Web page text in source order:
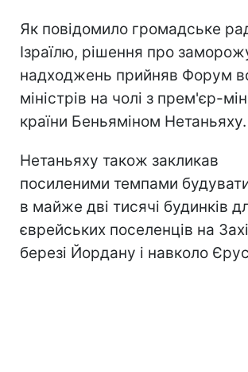
Як повідомило громадське
Ізраїлю, рішення про
надходжень прийняв Форум
міністрів на чолі з прем'єр-
країни Беньяміном Нетаньяху.
Нетаньяху також закликав
посиленими темпами
в майже дві тисячі будинків
єврейських поселенців на
березі Йордану і навколо